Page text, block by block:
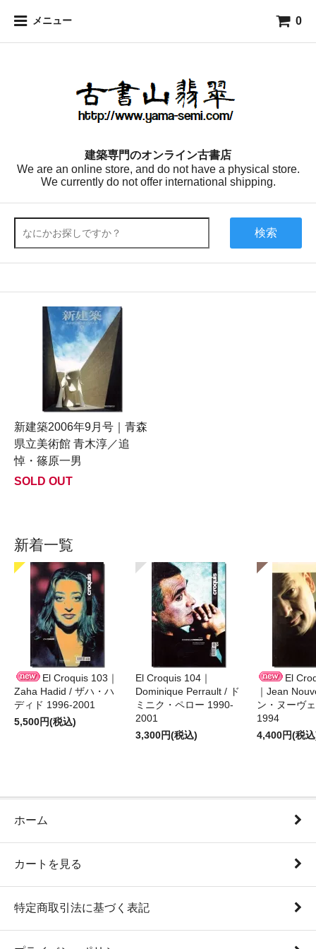
メニュー 0
建築専門のオンライン古書店
We are an online store, and do not have a physical store.
We currently do not offer international shipping.
検索
新建築2006年9月号｜青森
県立美術館 青木淳／追
悼・篠原一男
SOLD OUT
新着一覧
El Croquis 103｜
Zaha Hadid / ザハ・ハ
ディド 1996-2001
5,500円(税込)
El Croquis 104｜
Dominique Perrault / ド
ミニク・ペロー 1990-
2001
3,300円(税込)
El
｜Jean
ン・ヌーヴ
1994
4,400円(税
ホーム
カートを見る
特定商取引法に基づく表記